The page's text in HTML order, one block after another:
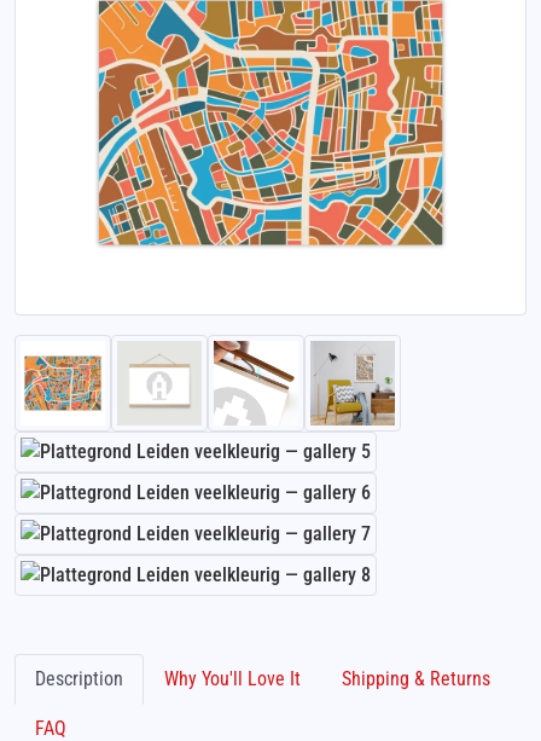
Description Why You'll Love It Shipping & Returns
FAQ